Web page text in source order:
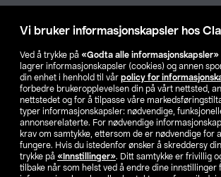
Vi bruker informasjonskapsler hos
Ved å trykke på «Godta alle informasjonskapsler»
lagrer informasjonskapsler (cookies) og annen
din enhet i henhold til vår policy for
forbedre brukeropplevelsen din på vårt nettsted,
nettstedet og for å tilpasse våre
typer informasjonskapsler: nødvendige,
annonserelaterte. For nødvendige
krav om samtykke, ettersom de er nødvendige for
fungere. Hvis du istedenfor ønsker å skreddersy
trykke på «Innstillinger». Ditt samtykke er frivillig
tilbake når som helst ved å endre dine innstillinger
Våre selskaper
Finn din butikk
SE NO FI